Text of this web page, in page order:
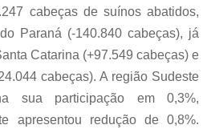
cabeças de suínos abatidos,
Paraná (-140.840 cabeças), já
Catarina (+97.549 cabeças) e
cabeças). A região Sudeste
sua participação em 0,3%,
apresentou redução de 0,8%.